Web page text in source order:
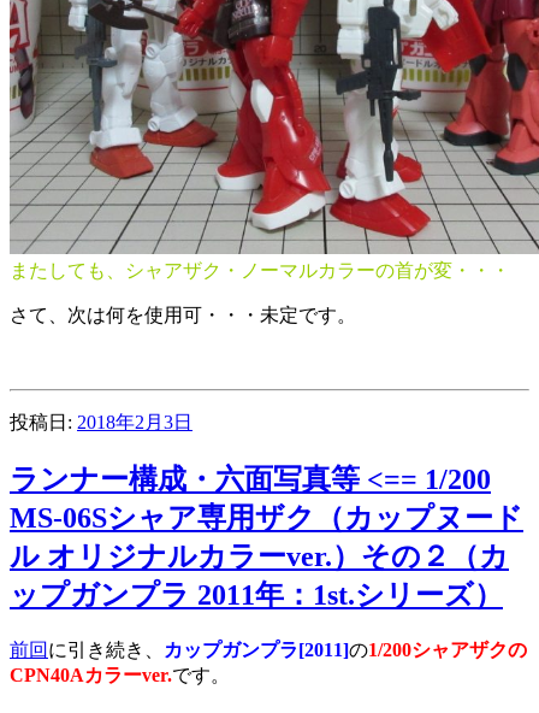
またしても、シャアザク・ノーマルカラーの首が変・・・
さて、次は何を使用可・・・未定です。
投稿日: 2018年2月3日
ランナー構成・六面写真等 <== 1/200
MS-06Sシャア専用ザク（カップヌード
ル オリジナルカラーver.）その２（カ
ップガンプラ 2011年：1st.シリーズ）
前回 に引き続き、 カップガンプラ[2011]の1/200シャアザクの
CPN40Aカラーver.です。